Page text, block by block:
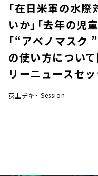
週間番組表
「在日米軍の水
いか」「去年の児
「“アベノマスク
の使い方について
リーニュースセッ
荻上チキ・ Session